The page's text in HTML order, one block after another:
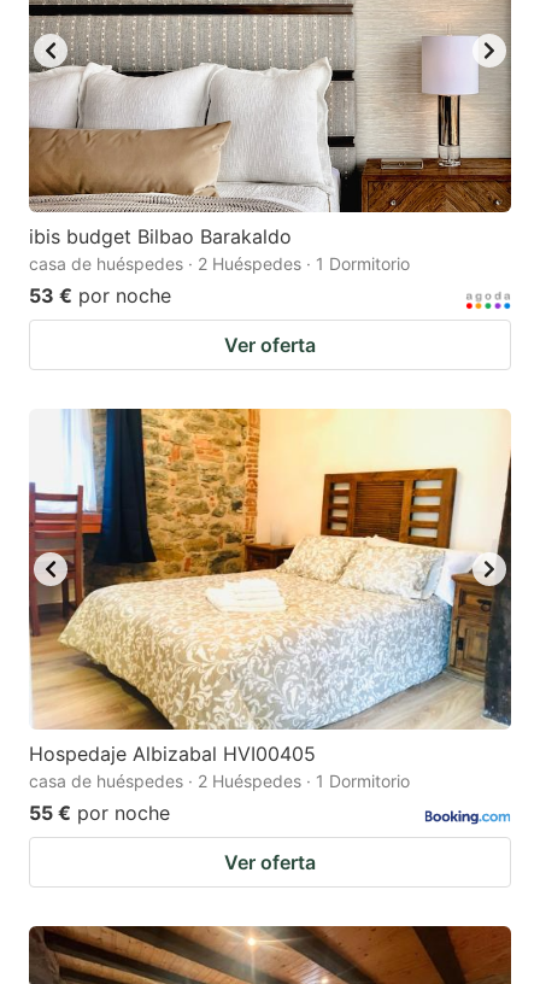
ibis budget Bilbao Barakaldo
casa de huéspedes · 2 Huéspedes · 1 Dormitorio
53 € por noche
Ver oferta
Hospedaje Albizabal HVI00405
casa de huéspedes · 2 Huéspedes · 1 Dormitorio
55 € por noche
Ver oferta